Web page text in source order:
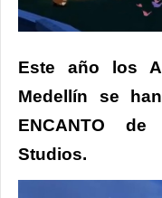
Este año los
Medellín se
ENCANTO
Studios.